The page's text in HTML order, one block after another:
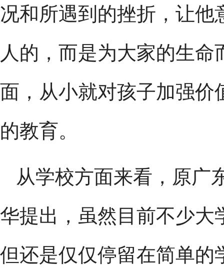
况和所遇到的挫折，让他
人的，而是为大家的生
面，从小就对孩子加强价
的教育。
从学校方面来看，原广
华提出，虽然目前不少大
但还是仅仅停留在简单的